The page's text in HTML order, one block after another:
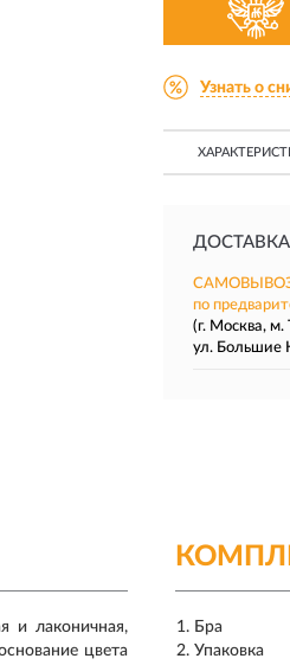
Узнать о
по
(г. Москва, м.
ул. Большие
Бра
Упаковка
и лаконичная,
цвета